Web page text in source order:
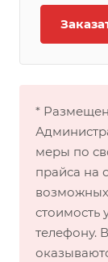
*
меры по
прайса на
стоимость
телефону.